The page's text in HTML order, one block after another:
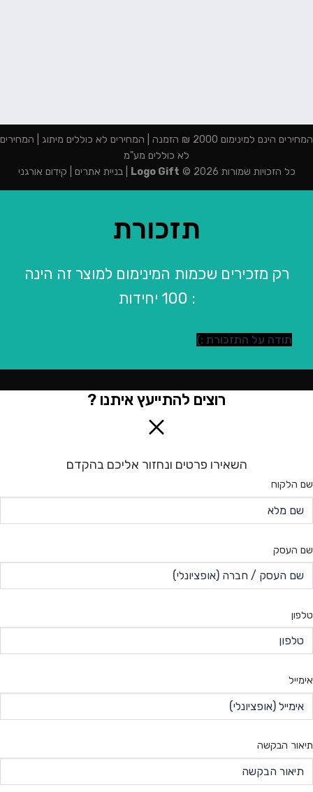
המחירים הינם למינימום 2000 ₪ הזמנה | המחירים לא כוללים מיתוג | המחירים
לא כוללים מע"מ
כל הזכויות שמורות 2026 ©
Logo Gift
|בניית אתרים קידום אורגני
תזכורת
רק מזכירים שכמות המינימום למוצר זה הינה
: 100 יחידות
תודה על התזכורת :)
רוצים להתייעץ איתנו ?
השאירו פרטים ונחזור אליכם בהקדם
שם הלקוח
שם העסק
טלפון
אימייל
תיאור הבקשה